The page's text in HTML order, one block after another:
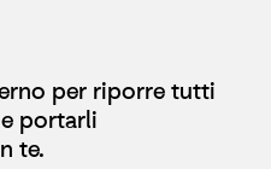
per riporre tutti
portarli
te.